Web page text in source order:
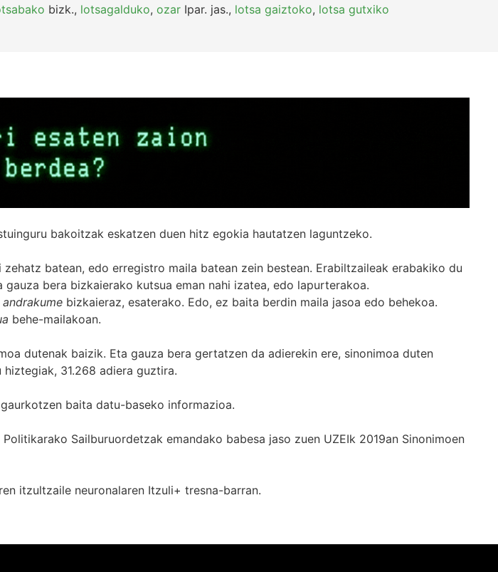
bizk., lotsagalduko, ozar Ipar. jas., lotsa gaiztoko, lotsa gutxiko
bakoitzak eskatzen duen hitz egokia hautatzen laguntzeko.
batean, edo erregistro maila batean zein bestean. Erabiltzaileak erabakiko du
bera bizkaierako kutsua eman nahi izatea, edo lapurterakoa.
andrakume bizkaieraz, esaterako. Edo, ez baita berdin maila jasoa edo behekoa.
behe-mailakoan.
dutenak baizik. Eta gauza bera gertatzen da adierekin ere, sinonimoa duten
31.268 adiera guztira.
baita datu-baseko informazioa.
Sailburuordetzak emandako babesa jaso zuen UZEIk 2019an Sinonimoen
itzultzaile neuronalaren Itzuli+ tresna-barran.